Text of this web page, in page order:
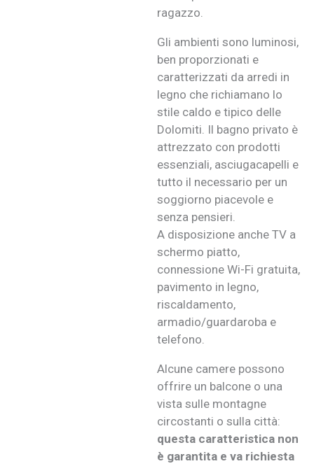
ragazzo.
Gli ambienti sono luminosi,
ben proporzionati e
caratterizzati da arredi in
legno che richiamano lo
stile caldo e tipico delle
Dolomiti. Il bagno privato è
attrezzato con prodotti
essenziali, asciugacapelli e
tutto il necessario per un
soggiorno piacevole e
senza pensieri.
A disposizione anche TV a
schermo piatto,
connessione Wi-Fi gratuita,
pavimento in legno,
riscaldamento,
armadio/guardaroba e
telefono.
Alcune camere possono
offrire un balcone o una
vista sulle montagne
circostanti o sulla città:
questa caratteristica non
è garantita e va richiesta